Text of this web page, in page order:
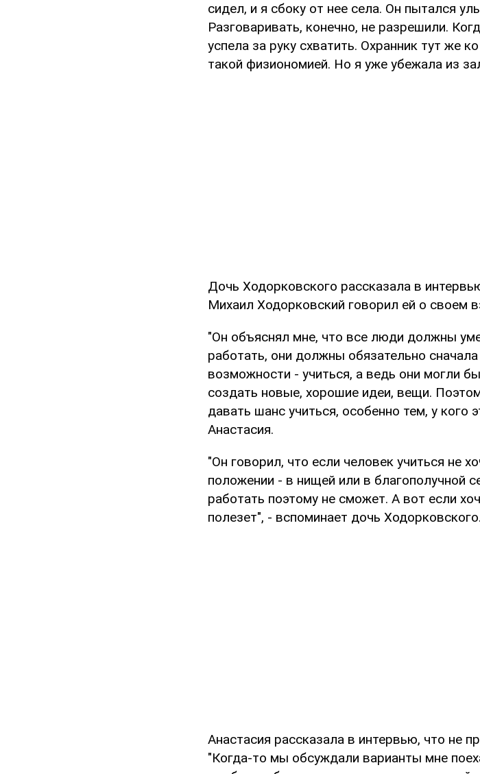
сидел, и я сбоку от нее села. Он пытался
Разговаривать, конечно, не разрешили.
успела за руку схватить. Охранник тут же
такой физиономией. Но я уже убежала из
Дочь Ходорковского рассказала в
Михаил Ходорковский говорил ей о своем
"Он объяснял мне, что все люди должны
работать, они должны обязательно
возможности - учиться, а ведь они могли
создать новые, хорошие идеи, вещи.
давать шанс учиться, особенно тем, у кого
Анастасия.
"Он говорил, что если человек учиться не
положении - в нищей или в благополучной
работать поэтому не сможет. А вот если
полезет", - вспоминает дочь Ходорковского.
Анастасия рассказала в интервью, что не
"Когда-то мы обсуждали варианты мне